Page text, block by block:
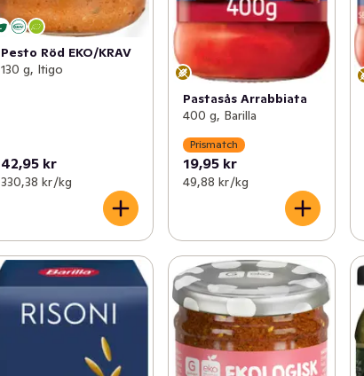
Pesto Röd EKO/KRAV
130 g, Itigo
42,95 kr
330,38 kr /kg
Pastasås Arrabbiata
400 g, Barilla
Prismatch
19,95 kr
49,88 kr /kg